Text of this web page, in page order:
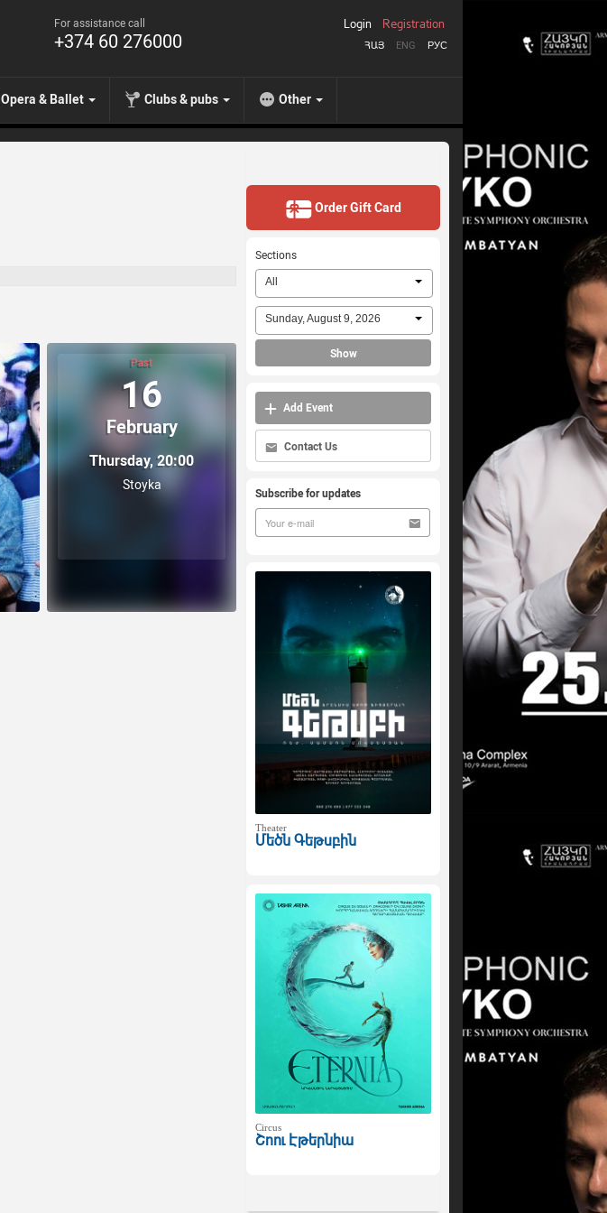
For assistance call
+374 60 276000 ՀԱՅ ENG РУС
Login Registration
Opera & Ballet Clubs & pubs Other
Past
16
February
Thursday, 20:00
Stoyka
Order Gift Card
Sections
All
Sunday, August 9, 2026
Show
Add Event
Contact Us
Subscribe for updates
Theater
Մեծն Գեթսբին
Circus
Շոու Էթերնիա